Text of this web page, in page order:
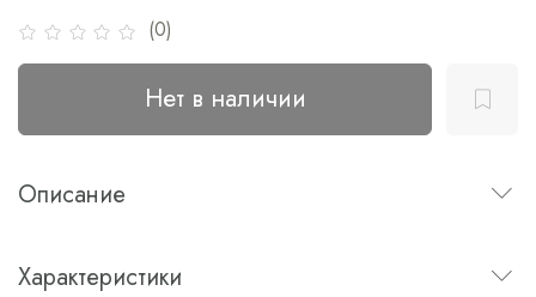
(0)
Нет в наличии
Описание
Характеристики